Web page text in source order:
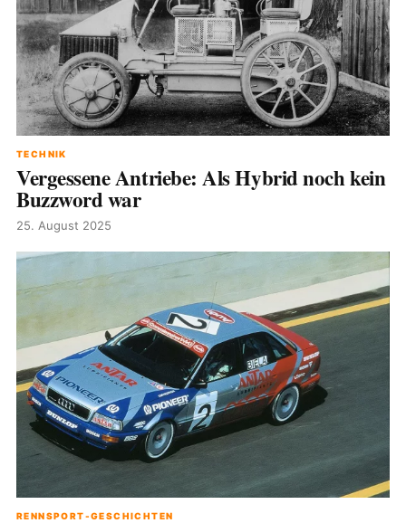
TECHNIK
Vergessene Antriebe: Als Hybrid noch kein
Buzzword war
25. August 2025
RENNSPORT-GESCHICHTEN